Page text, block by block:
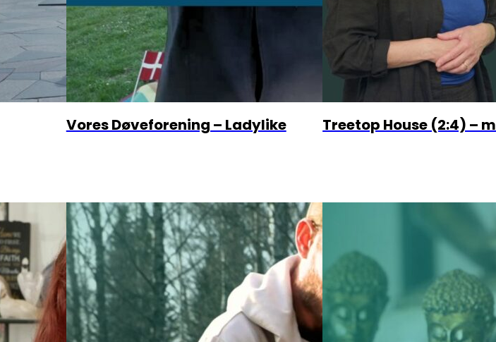
Vores Døveforening – Ladylike Treetop House (2:4) –